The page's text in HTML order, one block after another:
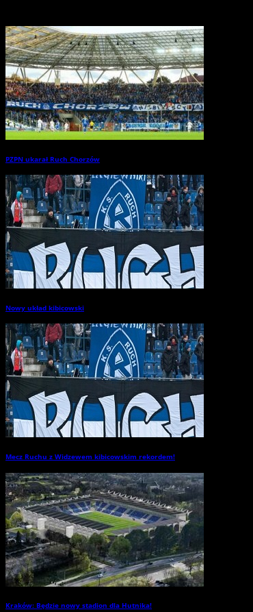
PZPN ukarał Ruch Chorzów
Nowy układ kibicowski
Mecz Ruchu z Widzewem kibicowskim rekordem!
Kraków: Będzie nowy stadion dla Hutnika!